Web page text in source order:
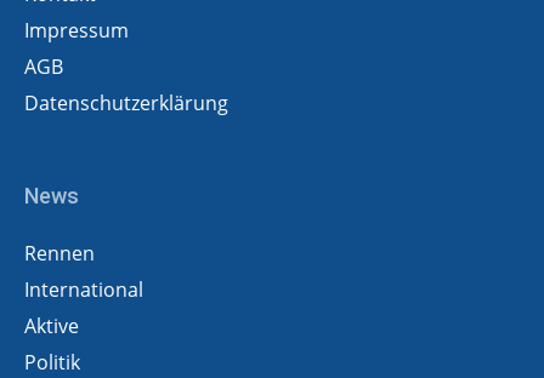
Impressum
AGB
Datenschutzerklärung
News
Rennen
International
Aktive
Politik